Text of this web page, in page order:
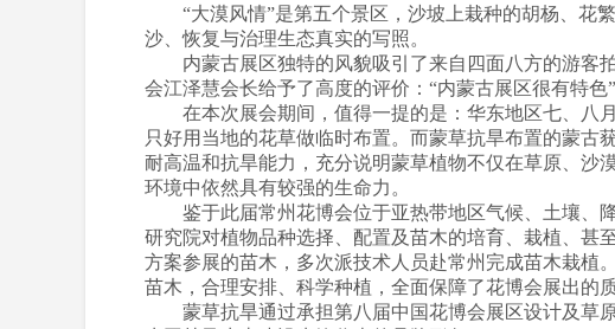
“大漠风情”是第五个景区，沙坡上栽种的胡杨、花繁
沙、恢复与治理生态真实的写照。
内蒙古展区独特的风貌吸引了来自四面八方的游客拍
会江泽慧会长给予了高度的评价：“内蒙古展区很有特色”
在本次展会期间，值得一提的是：华东地区七、八月
只好用当地的花草做临时布置。而蒙草抗旱布置的蒙
耐高温和抗旱能力，充分说明蒙草植物不仅在草原、沙
环境中依然具有较强的生命力。
鉴于此届常州花博会位于亚热带地区气候、土壤、降
研究院对植物品种选择、配置及苗木的培育、栽植、甚
方案参展的苗木，多次派技术人员赴常州完成苗木栽植
苗木，合理安排、科学种植，全面保障了花博会展出的
蒙草抗旱通过承担第八届中国花博会展区设计及草原